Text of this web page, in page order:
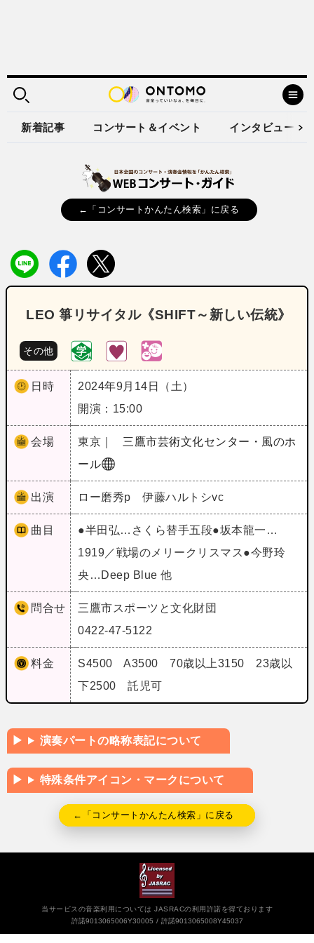
新着記事 コンサート＆イベント インタビュー
←「コンサートかんたん検索」に戻る
LEO 箏リサイタル《SHIFT～新しい伝統》
その他
日時
2024年9月14日（土）
開演：15:00
会場 東京｜
三鷹市芸術文化センター・風のホ
ール
出演 ロー磨秀p 伊藤ハルトシvc
曲目
●半田弘…さくら替手五段●坂本龍一…
1919／戦場のメリークリスマス●今野玲
央…Deep Blue 他
問合せ
三鷹市スポーツと文化財団
0422-47-5122
料金
S4500 A3500 70歳以上3150 23歳以
下2500 託児可
演奏パートの略称表記について
特殊条件アイコン・マークについて
←「コンサートかんたん検索」に戻る
当サービスの音楽利用については JASRACの利用許諾を得ております
許諾9013065006Y30005
許諾9013065008Y45037